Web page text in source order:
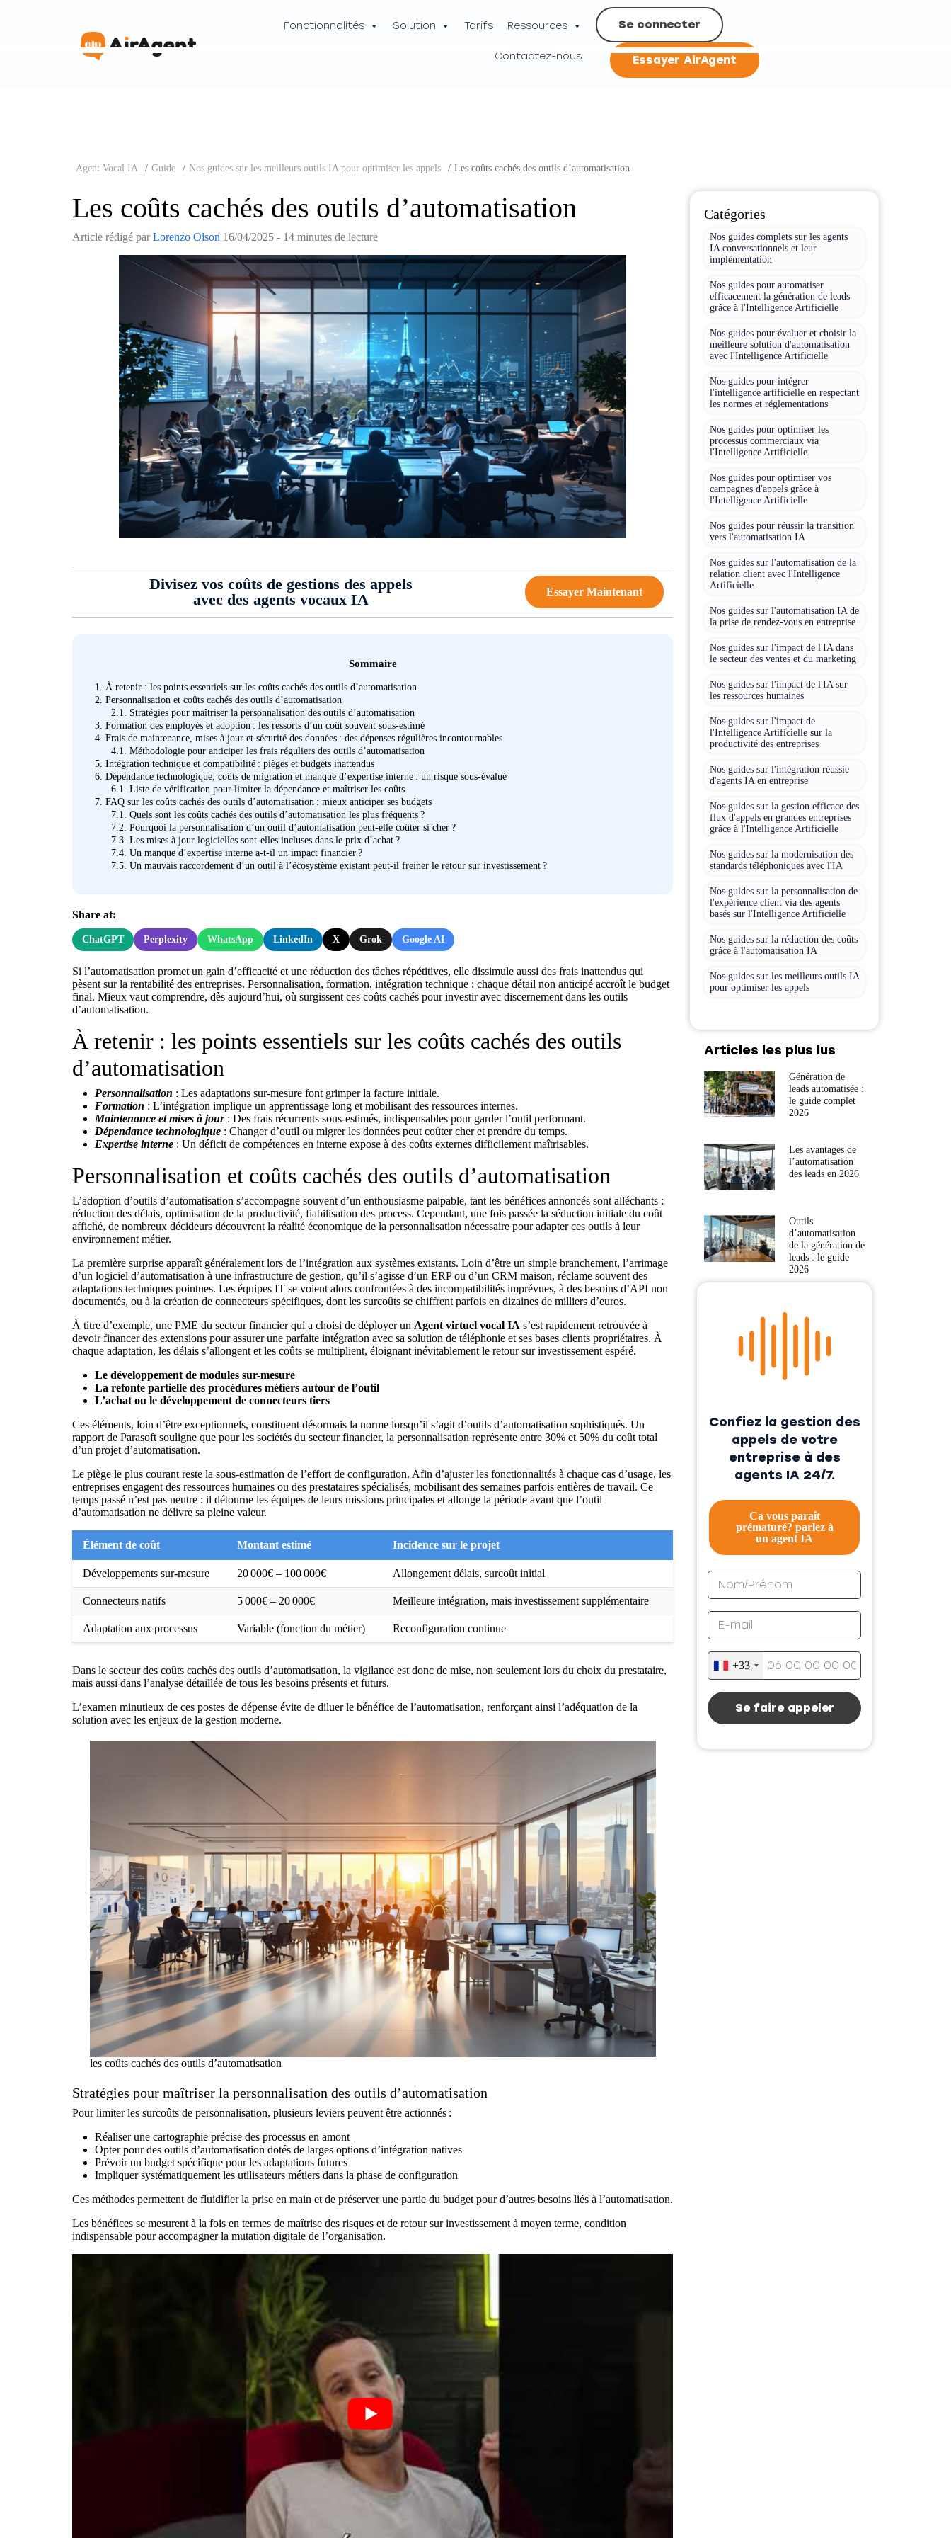
Fonctionnalités Solution Tarifs Ressources
Contactez-nous
Se connecter
Essayer AirAgent
Agent Vocal IA / Guide / Nos guides sur les meilleurs outils IA pour optimiser les appels / Les coûts cachés des outils d’automatisation
Les coûts cachés des outils d’automatisation
Article rédigé parLorenzo Olson 16/04/2025 - 14 minutes de lecture
Divisez vos coûts de gestions des appels
avec des agents vocaux IA
Essayer Maintenant
Sommaire
1. À retenir : les points essentiels sur les coûts cachés des outils d’automatisation
2. Personnalisation et coûts cachés des outils d’automatisation
2.1. Stratégies pour maîtriser la personnalisation des outils d’automatisation
3. Formation des employés et adoption : les ressorts d’un coût souvent sous-estimé
4. Frais de maintenance, mises à jour et sécurité des données : des dépenses régulières incontournables
4.1. Méthodologie pour anticiper les frais réguliers des outils d’automatisation
5. Intégration technique et compatibilité : pièges et budgets inattendus
6. Dépendance technologique, coûts de migration et manque d’expertise interne : un risque sous-évalué
6.1. Liste de vérification pour limiter la dépendance et maîtriser les coûts
7. FAQ sur les coûts cachés des outils d’automatisation : mieux anticiper ses budgets
7.1. Quels sont les coûts cachés des outils d’automatisation les plus fréquents ?
7.2. Pourquoi la personnalisation d’un outil d’automatisation peut-elle coûter si cher ?
7.3. Les mises à jour logicielles sont-elles incluses dans le prix d’achat ?
7.4. Un manque d’expertise interne a-t-il un impact financier ?
7.5. Un mauvais raccordement d’un outil à l’écosystème existant peut-il freiner le retour sur investissement ?
Share at:
ChatGPT Perplexity WhatsApp LinkedIn X Grok Google AI
Si l’automatisation promet un gain d’efficacité et une réduction des tâches répétitives, elle dissimule aussi des frais inattendus qui
pèsent sur la rentabilité des entreprises. Personnalisation, formation, intégration technique : chaque détail non anticipé accroît le budget
final. Mieux vaut comprendre, dès aujourd’hui, où surgissent ces coûts cachés pour investir avec discernement dans les outils
d’automatisation.
À retenir : les points essentiels sur les coûts cachés des outils
d’automatisation
Personnalisation : Les adaptations sur-mesure font grimper la facture initiale.
Formation : L’intégration implique un apprentissage long et mobilisant des ressources internes.
Maintenance et mises à jour: Des frais récurrents sous-estimés, indispensables pour garder l’outil performant.
Dépendance technologique : Changer d’outil ou migrer les données peut coûter cher et prendre du temps.
Expertise interne : Un déficit de compétences en interne expose à des coûts externes difficilement maîtrisables.
Personnalisation et coûts cachés des outils d’automatisation
L’adoption d’outils d’automatisation s’accompagne souvent d’un enthousiasme palpable, tant les bénéfices annoncés sont alléchants :
réduction des délais, optimisation de la productivité, fiabilisation des process. Cependant, une fois passée la séduction initiale du coût
affiché, de nombreux décideurs découvrent la réalité économique de la personnalisation nécessaire pour adapter ces outils à leur
environnement métier.
La première surprise apparaît généralement lors de l’intégration aux systèmes existants. Loin d’être un simple branchement, l’arrimage
d’un logiciel d’automatisation à une infrastructure de gestion, qu’il s’agisse d’un ERP ou d’un CRM maison, réclame souvent des
adaptations techniques pointues. Les équipes IT se voient alors confrontées à des incompatibilités imprévues, à des besoins d’API non
documentés, ou à la création de connecteurs spécifiques, dont les surcoûts se chiffrent parfois en dizaines de milliers d’euros.
À titre d’exemple, une PME du secteur financier qui a choisi de déployer un Agent virtuel vocal IA s’est rapidement retrouvée à
devoir financer des extensions pour assurer une parfaite intégration avec sa solution de téléphonie et ses bases clients propriétaires. À
chaque adaptation, les délais s’allongent et les coûts se multiplient, éloignant inévitablement le retour sur investissement espéré.
Le développement de modules sur-mesure
La refonte partielle des procédures métiers autour de l’outil
L’achat ou le développement de connecteurs tiers
Ces éléments, loin d’être exceptionnels, constituent désormais la norme lorsqu’il s’agit d’outils d’automatisation sophistiqués. Un
rapport de Parasoft souligne que pour les sociétés du secteur financier, la personnalisation représente entre 30% et 50% du coût total
d’un projet d’automatisation.
Le piège le plus courant reste la sous-estimation de l’effort de configuration. Afin d’ajuster les fonctionnalités à chaque cas d’usage, les
entreprises engagent des ressources humaines ou des prestataires spécialisés, mobilisant des semaines parfois entières de travail. Ce
temps passé n’est pas neutre : il détourne les équipes de leurs missions principales et allonge la période avant que l’outil
d’automatisation ne délivre sa pleine valeur.
Élément de coût Montant estimé Incidence sur le projet
Développements sur-mesure 20 000€ – 100 000€ Allongement délais, surcoût initial
Connecteurs natifs 5 000€ – 20 000€ Meilleure intégration, mais investissement supplémentaire
Adaptation aux processus Variable (fonction du métier) Reconfiguration continue
Dans le secteur des coûts cachés des outils d’automatisation, la vigilance est donc de mise, non seulement lors du choix du prestataire,
mais aussi dans l’analyse détaillée de tous les besoins présents et futurs.
L’examen minutieux de ces postes de dépense évite de diluer le bénéfice de l’automatisation, renforçant ainsi l’adéquation de la
solution avec les enjeux de la gestion moderne.
les coûts cachés des outils d’automatisation
Stratégies pour maîtriser la personnalisation des outils d’automatisation
Pour limiter les surcoûts de personnalisation, plusieurs leviers peuvent être actionnés :
Réaliser une cartographie précise des processus en amont
Opter pour des outils d’automatisation dotés de larges options d’intégration natives
Prévoir un budget spécifique pour les adaptations futures
Impliquer systématiquement les utilisateurs métiers dans la phase de configuration
Ces méthodes permettent de fluidifier la prise en main et de préserver une partie du budget pour d’autres besoins liés à l’automatisation.
Les bénéfices se mesurent à la fois en termes de maîtrise des risques et de retour sur investissement à moyen terme, condition
indispensable pour accompagner la mutation digitale de l’organisation.
Catégories
Nos guides complets sur les agents
IA conversationnels et leur
implémentation
Nos guides pour automatiser
efficacement la génération de leads
grâce à l'Intelligence Artificielle
Nos guides pour évaluer et choisir la
meilleure solution d'automatisation
avec l'Intelligence Artificielle
Nos guides pour intégrer
l'intelligence artificielle en respectant
les normes et réglementations
Nos guides pour optimiser les
processus commerciaux via
l'Intelligence Artificielle
Nos guides pour optimiser vos
campagnes d'appels grâce à
l'Intelligence Artificielle
Nos guides pour réussir la transition
vers l'automatisation IA
Nos guides sur l'automatisation de la
relation client avec l'Intelligence
Artificielle
Nos guides sur l'automatisation IA de
la prise de rendez-vous en entreprise
Nos guides sur l'impact de l'IA dans
le secteur des ventes et du marketing
Nos guides sur l'impact de l'IA sur
les ressources humaines
Nos guides sur l'impact de
l'Intelligence Artificielle sur la
productivité des entreprises
Nos guides sur l'intégration réussie
d'agents IA en entreprise
Nos guides sur la gestion efficace des
flux d'appels en grandes entreprises
grâce à l'Intelligence Artificielle
Nos guides sur la modernisation des
standards téléphoniques avec l'IA
Nos guides sur la personnalisation de
l'expérience client via des agents
basés sur l'Intelligence Artificielle
Nos guides sur la réduction des coûts
grâce à l'automatisation IA
Nos guides sur les meilleurs outils IA
pour optimiser les appels
Articles les plus lus
Génération de
leads automatisée :
le guide complet
2026
Les avantages de
l’automatisation
des leads en 2026
Outils
d’automatisation
de la génération de
leads : le guide
2026
Confiez la gestion des
appels de votre
entreprise à des
agents IA 24/7.
Ca vous paraît
prématuré? parlez à
un agent IA
+33
Se faire appeler